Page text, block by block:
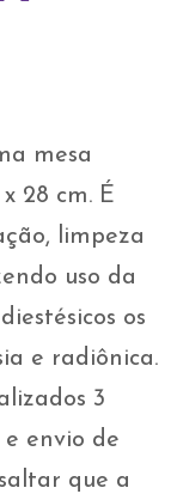
mesa
28 cm. É
limpeza
uso da
os
e radiônica.
3
e envio de
que a